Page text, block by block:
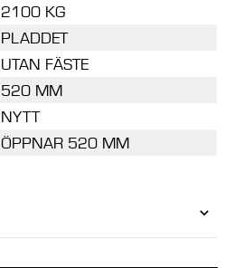
2100 KG
PLADDET
UTAN FÄSTE
520 MM
NYTT
ÖPPNAR 520 MM